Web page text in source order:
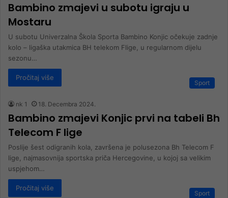
Bambino zmajevi u subotu igraju u
Mostaru
U subotu Univerzalna Škola Sporta Bambino Konjic očekuje zadnje
kolo – ligaška utakmica BH telekom Flige, u regularnom dijelu
sezonu…
Pročitaj više
Sport
nk 1 18. Decembra 2024.
Bambino zmajevi Konjic prvi na tabeli Bh
Telecom F lige
Poslije šest odigranih kola, završena je polusezona Bh Telecom F
lige, najmasovnija sportska priča Hercegovine, u kojoj sa velikim
uspjehom…
Pročitaj više
Sport